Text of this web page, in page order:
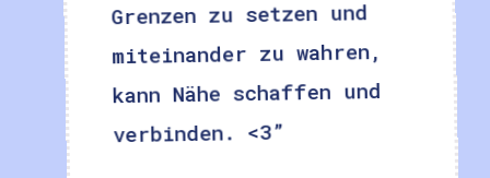
Grenzen zu setzen und
miteinander zu wahren,
kann Nähe schaffen und
verbinden. <3”